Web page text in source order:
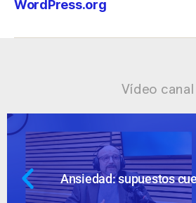
WordPress.org
Vídeo canal
Ansiedad: supuestos